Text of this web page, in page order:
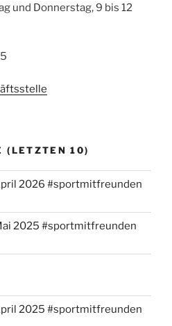
und Donnerstag, 9 bis 12
(LETZTEN 10)
2026 #sportmitfreunden
2025 #sportmitfreunden
2025 #sportmitfreunden